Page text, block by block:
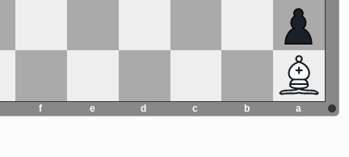
f e d c b a